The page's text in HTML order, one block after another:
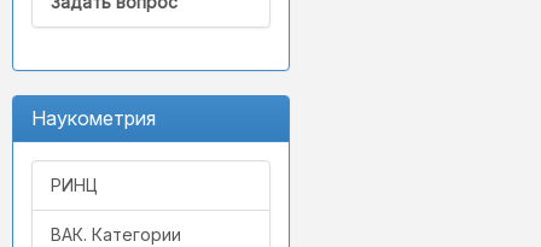
Наукометрия
РИНЦ
ВАК. Категории